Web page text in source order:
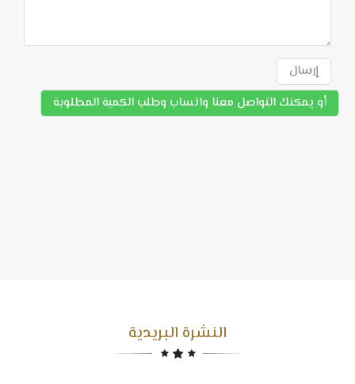
إرسال
أو يمكنك التواصل معنا واتساب وطلب الكمية المطلوبة
النشرة البريدية